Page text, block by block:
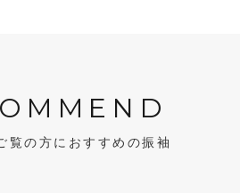
覧の方におすすめの振袖